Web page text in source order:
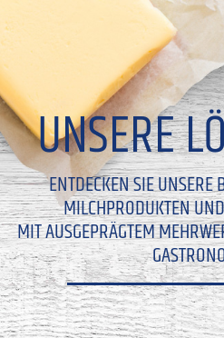
UNSERE
ENTDECKEN SIE UNSERE
MILCHPRODUKTEN
MIT AUSGEPRÄGTEM